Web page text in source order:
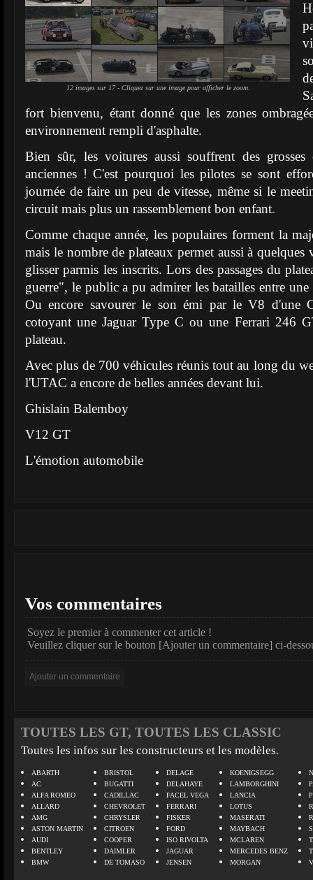
12 images sur 17 - Cliquez sur une image pour afficher le zoom.
fort bienvenu, étant donné que les zones
environnement rempli d'asphalte.
Bien sûr, les voitures aussi souffrent des grosses
anciennes ! C'est pourquoi les pilotes se sont
journée de faire un peu de vitesse, même si le
circuit mais plus un rassemblement bon enfant.
Comme chaque année, les populaires forment la
mais le nombre de plateaux permet aussi à quelques
glisser parmis les inscrits. Lors des passages du
guerre", le public a pu admirer les batailles entre
Ou encore savourer le son émi par le V8 d'une
cotoyant une Jaguar Type C ou une Ferrari 246
plateau.
Avec plus de 700 véhicules réunis tout au long du
l'UTAC a encore de belles années devant lui.
Ghislain Balemboy
V12 GT
L'émotion automobile
Vos commentaires
Soyez le premier à commenter cet article !
Veuillez cliquer sur le bouton [Ajouter un commentaire] ci-
TOUTES LES GT, TOUTES LES CLASSIC
Toutes les infos sur les constructeurs et les modèles.
ABARTH
AC
ALFA ROMEO
ALLARD
AMG
ASTON MARTIN
AUDI
BENTLEY
BMW
BRISTOL
BUGATTI
CADILLAC
CHEVROLET
CHRYSLER
CITROEN
COOPER
DAIMLER
DE TOMASO
DELAGE
DELAHAYE
FACEL VEGA
FERRARI
FISKER
FORD
ISO RIVOLTA
JAGUAR
JENSEN
KOENIGSEGG
LAMBORGHINI
LANCIA
LOTUS
MASERATI
MAYBACH
MCLAREN
MERCEDES BENZ
MORGAN